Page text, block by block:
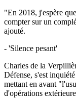
"En 2018, j'espère
compter sur un
ajouté.
- 'Silence pesant'
Charles de la
Défense, s'est
mettant en avant
d'opérations